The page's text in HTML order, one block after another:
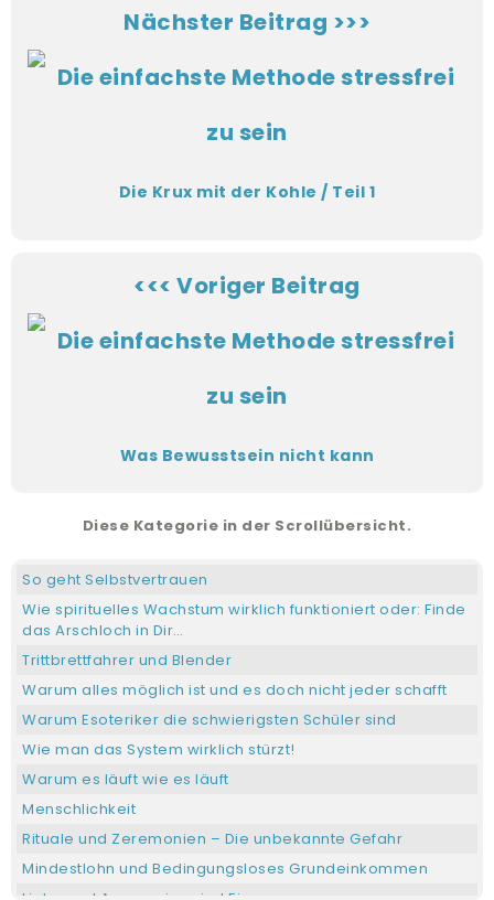
Nächster Beitrag >>>
Die Krux mit der Kohle / Teil 1
<<< Voriger Beitrag
Was Bewusstsein nicht kann
Diese Kategorie in der Scrollübersicht.
So geht Selbstvertrauen
Wie spirituelles Wachstum wirklich funktioniert oder: Finde
das Arschloch in Dir…
Trittbrettfahrer und Blender
Warum alles möglich ist und es doch nicht jeder schafft
Warum Esoteriker die schwierigsten Schüler sind
Wie man das System wirklich stürzt!
Warum es läuft wie es läuft
Menschlichkeit
Rituale und Zeremonien – Die unbekannte Gefahr
Mindestlohn und Bedingungsloses Grundeinkommen